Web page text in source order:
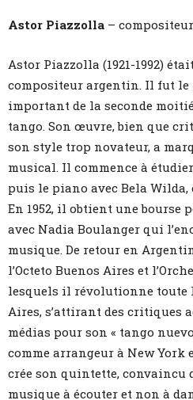
Astor Piazzolla –
Astor Piazzolla (1921-1992)
compositeur argentin. Il fut
important de la seconde
tango. Son œuvre, bien que
son style trop novateur, a
musical. Il commence à
puis le piano avec Bela Wilda,
En 1952, il obtient une bourse
avec Nadia Boulanger qui
musique. De retour en
l’Octeto Buenos Aires et
lesquels il révolutionne toute
Aires, s’attirant des critiques
médias pour son « tango
comme arrangeur à New York
crée son quintette, convaincu
musique à écouter et non à